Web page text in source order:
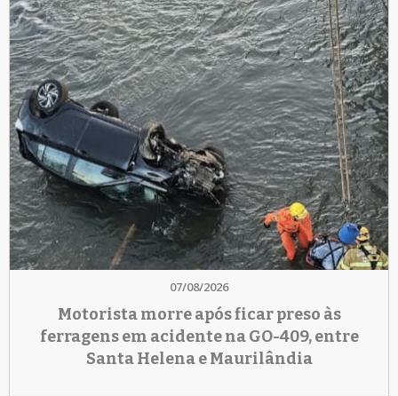
07/08/2026
Motorista morre após ficar preso às
ferragens em acidente na GO-409, entre
Santa Helena e Maurilândia